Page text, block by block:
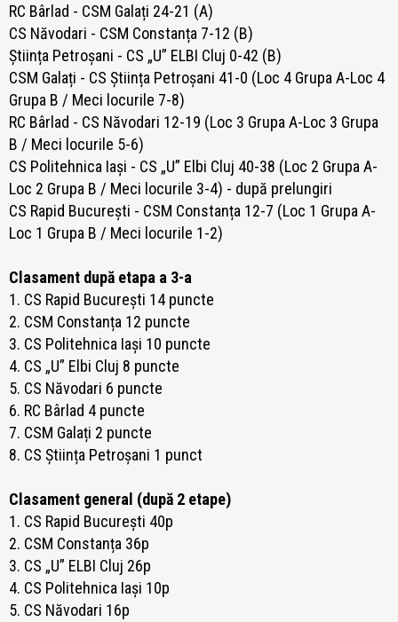
RC Bârlad - CSM Galați 24-21 (A)
CS Năvodari - CSM Constanța 7-12 (B)
Știința Petroșani - CS „U” ELBI Cluj 0-42 (B)
CSM Galați - CS Știința Petroșani 41-0 (Loc 4 Grupa A-Loc 4
Grupa B / Meci locurile 7-8)
RC Bârlad - CS Năvodari 12-19 (Loc 3 Grupa A-Loc 3 Grupa
B / Meci locurile 5-6)
CS Politehnica Iași - CS „U” Elbi Cluj 40-38 (Loc 2 Grupa A-
Loc 2 Grupa B / Meci locurile 3-4) - după prelungiri
CS Rapid București - CSM Constanța 12-7 (Loc 1 Grupa A-
Loc 1 Grupa B / Meci locurile 1-2)
Clasament după etapa a 3-a
1. CS Rapid București 14 puncte
2. CSM Constanța 12 puncte
3. CS Politehnica Iași 10 puncte
4. CS „U” Elbi Cluj 8 puncte
5. CS Năvodari 6 puncte
6. RC Bârlad 4 puncte
7. CSM Galați 2 puncte
8. CS Știința Petroșani 1 punct
Clasament general (după 2 etape)
1. CS Rapid București 40p
2. CSM Constanța 36p
3. CS „U” ELBI Cluj 26p
4. CS Politehnica Iași 10p
5. CS Năvodari 16p